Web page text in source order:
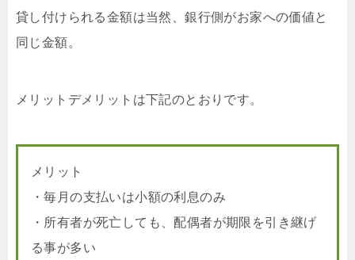
貸し付けられる金額は当然、銀行側がお家への価値と
同じ金額。
メリットデメリットは下記のとおりです。
メリット
・毎月の支払いは小額の利息のみ
・所有者が死亡しても、配偶者が期限を引き継げ
る事が多い